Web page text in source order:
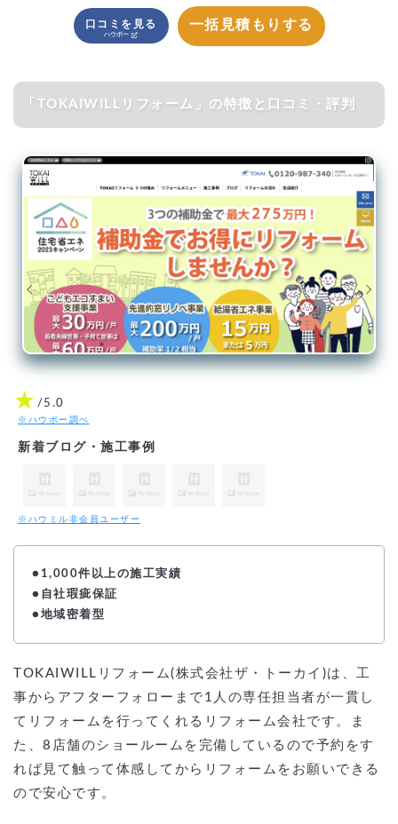
口コミを見る 一括見積もりする
「TOKAIWILLリフォーム」の特徴と口コミ・評判
★ /5.0
※ハウボー調べ
新着ブログ・施工事例
※ハウミル非会員ユーザー
●1,000件以上の施工実績
●自社瑕疵保証
●地域密着型
TOKAIWILLリフォーム(株式会社ザ・トーカイ)は、工
事からアフターフォローまで1人の専任担当者が一貫し
てリフォームを行ってくれるリフォーム会社です。ま
た、8店舗のショールームを完備しているので予約をす
れば見て触って体感してからリフォームをお願いできる
ので安心です。